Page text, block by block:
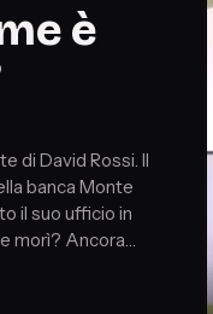
è
di David Rossi. Il
banca Monte
il suo ufficio in
morì? Ancora